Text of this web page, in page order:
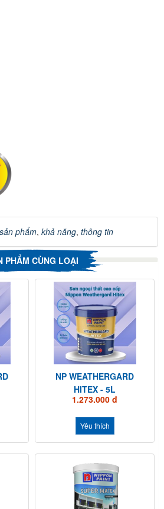
sản phẩm, khả năng, thông tin
PHẨM CÙNG LOẠI
NP WEATHERGARD
HITEX - 5L
1.273.000 đ
Yêu thích